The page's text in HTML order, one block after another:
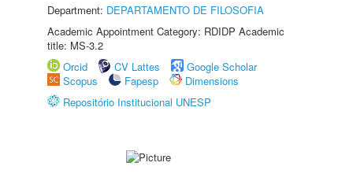
Department: DEPARTAMENTO DE FILOSOFIA
Academic Appointment Category: RDIDP Academic
title: MS-3.2
Orcid
CV Lattes
Google Scholar
Scopus
Fapesp
Dimensions
Repositório Institucional UNESP